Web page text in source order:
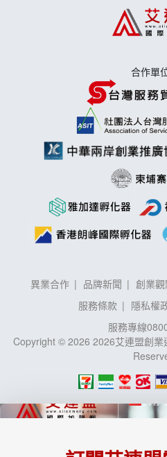
莫尼早餐Morni加盟說明會
合作單
異業合作 品牌新聞 創業
服務條款
隱私權
服務專線
Copyright © 2026 2026艾連盟創